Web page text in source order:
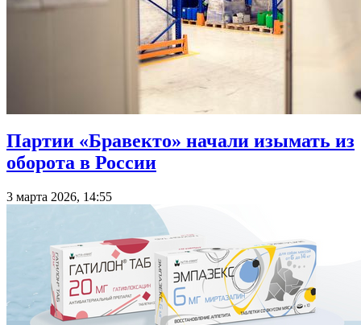
Партии «Бравекто» начали изымать из
оборота в России
3 марта 2026, 14:55